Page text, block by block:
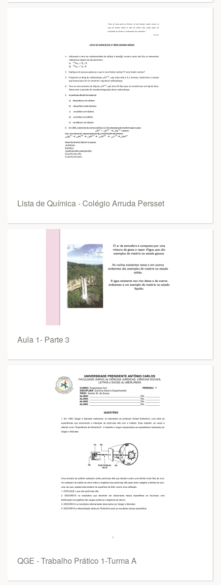
Lista de Química - Colégio Arruda Persset
Aula 1- Parte 3
QGE - Trabalho Prático 1-Turma A